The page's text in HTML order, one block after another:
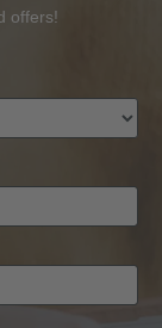
offers!